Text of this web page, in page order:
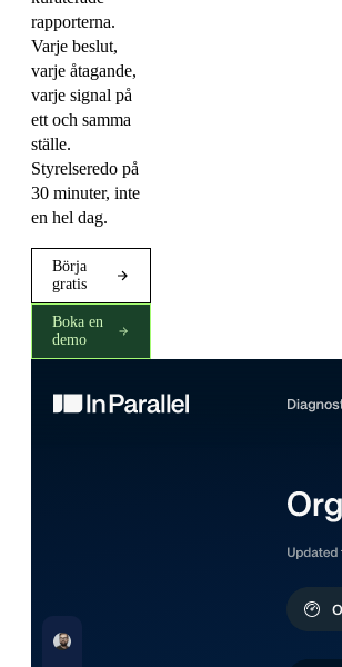
rapporterna.
Varje beslut,
varje åtagande,
varje signal på
ett och samma
ställe.
Styrelseredo på
30 minuter, inte
en hel dag.
Börja
gratis
Boka en
demo